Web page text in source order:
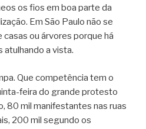
os fios em boa parte da
Em São Paulo não se
ou árvores porque há
a vista.
Que competência tem o
feira do grande protesto
80 mil manifestantes nas ruas
200 mil segundo os